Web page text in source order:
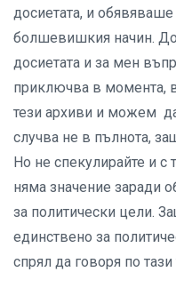
досиетата, и
болшевишкия начин.
досиетата и за мен
приключва в момента,
тези архиви и можем
случва не в пълнота,
Но не спекулирайте и с
няма значение заради
за политически цели.
единствено за
спрял да говоря по тази